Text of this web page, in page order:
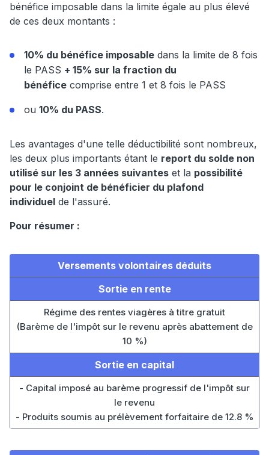
bénéfice imposable dans la limite égale au plus élevé
de ces deux montants :
10% du bénéfice imposable dans la limite de 8 fois
le PASS + 15% sur la fraction du
bénéfice comprise entre 1 et 8 fois le PASS
ou 10% du PASS.
Les avantages d'une telle déductibilité sont nombreux,
les deux plus importants étant le report du solde non
utilisé sur les 3 années suivantes et la possibilité
pour le conjoint de bénéficier du plafond
individuel de l'assuré.
Pour résumer :
Versements volontaires déduits
Sortie en rente
Régime des rentes viagères à titre gratuit
(Barème de l'impôt sur le revenu après abattement de
10 %)
Sortie en capital
- Capital imposé au barème progressif de l'impôt sur
le revenu
- Produits soumis au prélèvement forfaitaire de 12.8 %